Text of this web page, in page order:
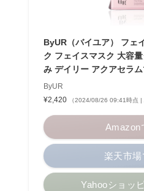
ByUR（バイユア） フェ
ク フェイスマスク 大容
み デイリー アクアセラ
ByUR
¥2,420
（2024/08/26 09:41時点 |
Amazon
楽天市
Yahooショッ